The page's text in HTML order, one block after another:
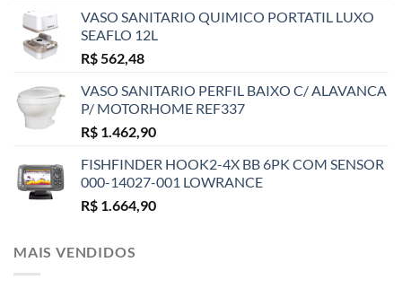
VASO SANITARIO QUIMICO PORTATIL LUXO
SEAFLO 12L
R$562,48
VASO SANITARIO PERFIL BAIXO C/ ALAVANCA
P/ MOTORHOME REF337
R$ 1.462,90
FISHFINDER HOOK2-4X BB 6PK COM SENSOR
000-14027-001 LOWRANCE
R$ 1.664,90
MAIS VENDIDOS